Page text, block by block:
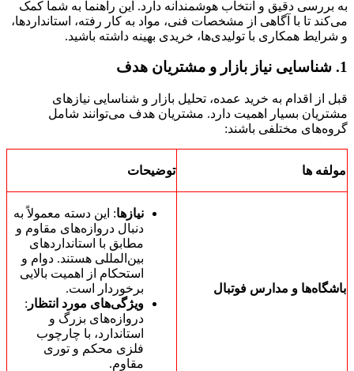
به بررسی دقیق و انتخاب هوشمندانه دارد. این راهنما به شما کمک
می‌کند تا با آگاهی از مشخصات فنی، مواد به کار رفته، استانداردها،
و شرایط همکاری با تولیدی‌ها، خریدی بهینه داشته باشید.
1. شناسایی نیاز بازار و مشتریان هدف
قبل از اقدام به خرید عمده، تحلیل بازار و شناسایی نیازهای
مشتریان بسیار اهمیت دارد. مشتریان هدف می‌توانند شامل
گروه‌های مختلفی باشند:
مولفه ها توضیحات
باشگاه‌ها و مدارس فوتبال
نیازها: این دسته معمولاً به
دنبال دروازه‌های مقاوم و
مطابق با استانداردهای
بین‌المللی هستند. دوام و
استحکام از اهمیت بالایی
برخوردار است.
ویژگی‌های مورد انتظار :
دروازه‌های بزرگ و
استاندارد، با چارچوب
فلزی محکم و توری
مقاوم.